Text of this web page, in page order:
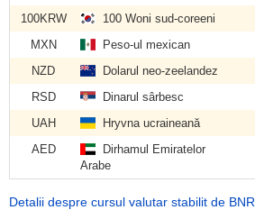
100KRW
100 Woni sud-coreeni
MXN
Peso-ul mexican
NZD
Dolarul neo-zeelandez
RSD
Dinarul sârbesc
UAH
Hryvna ucraineană
AED
Dirhamul Emiratelor
Arabe
Detalii despre cursul valutar stabilit de BNR